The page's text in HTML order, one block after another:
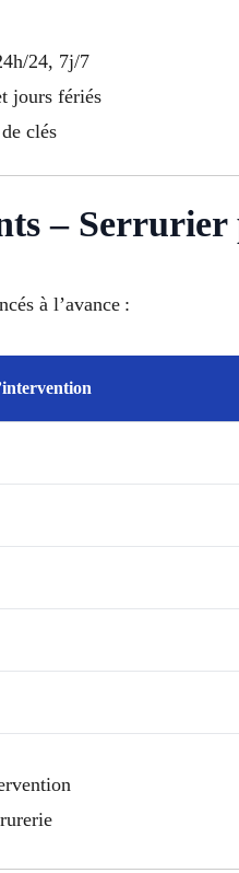
24, 7j/7
jours fériés
clés
–
à l’avance :